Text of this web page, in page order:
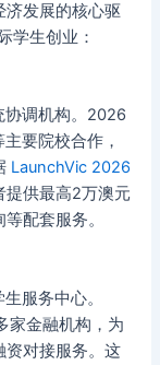
济发展的核心驱
学生创业：
协调机构。2026
要院校合作，
LaunchVic 2026
提供最高2万澳元
配套服务。
服务中心。
家金融机构，为
资对接服务。这